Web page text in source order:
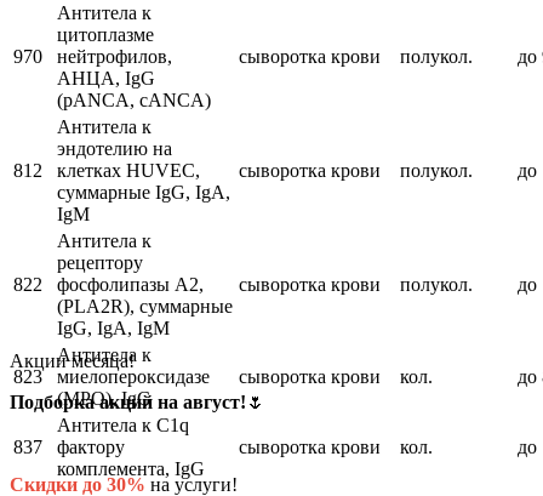
Акции месяца!
Подборка акций на август! 🌷
Скидки до 30% на услуги!
970
Антитела к
цитоплазме
нейтрофилов,
АНЦА, IgG
(pANCA, cANCA)
сыворотка крови полукол. до
812
Антитела к
эндотелию на
клетках HUVEC,
суммарные IgG, IgA,
IgM
сыворотка крови полукол. до
822
Антитела к
рецептору
фосфолипазы А2,
(PLA2R), суммарные
IgG, IgA, IgM
сыворотка крови полукол. до
823
Антитела к
миелопероксидазе
(MPO), IgG
сыворотка крови кол. до
837
Антитела к C1q
фактору
комплемента, IgG
сыворотка крови кол. до